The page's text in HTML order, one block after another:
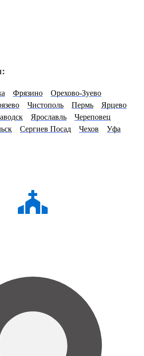
Фрязино
Орехово-Зуево
Чистополь Пермь
Ярцево
Ярославль
Череповец
Сергиев Посад Чехов
Уфа